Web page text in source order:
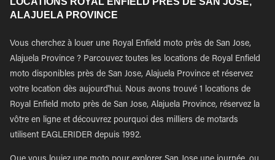
ALAJUELA PROVINCE
Vous cherchez à louer une Royal Enfield moto près de San Jose,
Alajuela Province ? Parcouvez toutes les locations de Royal Enfield
moto disponibles près de San Jose, Alajuela Province et réservez
votre location dès aujourd'hui. Nous avons trouvé 1 locations de
Royal Enfield moto près de San Jose, Alajuela Province, réservez la
vôtre en ligne et découvrez pourquoi des milliers de motards
utilisent EAGLERIDER depuis 1992.